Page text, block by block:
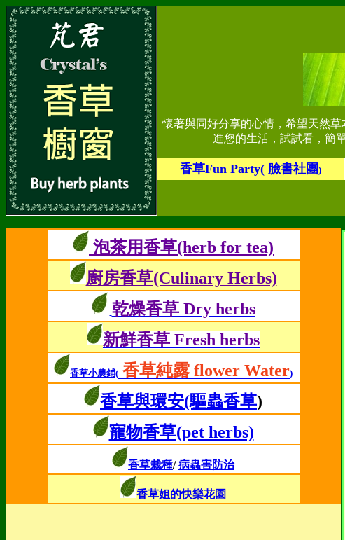
懷著與同好分享的心情，希望天然
進您的生活，試試看，簡
香草Fun Party( 臉書社團)
泡茶用香草(herb for tea)
廚房香草(Culinary Herbs)
乾燥香草 Dry herbs
新鮮香草 Fresh herbs
香草小農鋪( 香草純露 flower Water)
香草與環安(驅蟲香草)
寵物香草(pet herbs)
香草栽種/病蟲害防治
香草姐的快樂花園